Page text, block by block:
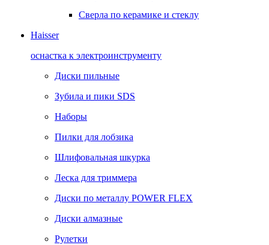
Сверла по керамике и стеклу
Haisser
оснастка к электроинструменту
Диски пильные
Зубила и пики SDS
Наборы
Пилки для лобзика
Шлифовальная шкурка
Леска для триммера
Диски по металлу POWER FLEX
Диски алмазные
Рулетки